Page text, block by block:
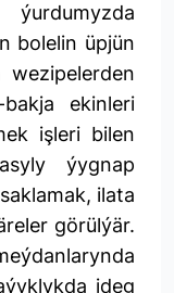
bolelin üpjün
ekinleri
işleri bilen
ýygnap
ilata
görülýär.
ideg